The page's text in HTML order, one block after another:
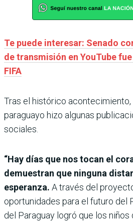
Te puede interesar: Senado
de transmisión en YouTube
FIFA
Tras el histórico acontecimiento,
paraguayo hizo algunas
sociales.
“Hay días que nos tocan el
demuestran que ninguna
esperanza. A través del
oportunidades para el futuro del
del Paraguay logró que los niños